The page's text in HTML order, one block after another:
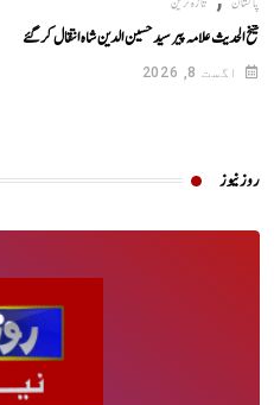
شیخ الحدیث علامہ پیر سید حسین الدین شاہ انتقال کر گئے
اگست 8, 2026
روز نیوز